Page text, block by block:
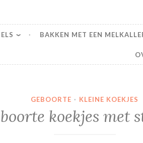
BAKKEN MET EEN
GEBOORTE · KLEINE KOEKJES
koekjes met